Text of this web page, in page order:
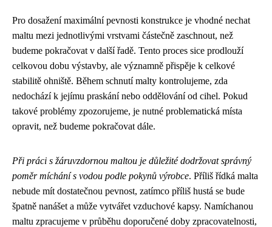
Pro dosažení maximální pevnosti konstrukce je vhodné nechat
maltu mezi jednotlivými vrstvami částečně zaschnout, než
budeme pokračovat v další řadě. Tento proces sice prodlouží
celkovou dobu výstavby, ale významně přispěje k celkové
stabilitě ohniště. Během schnutí malty kontrolujeme, zda
nedochází k jejímu praskání nebo oddělování od cihel. Pokud
takové problémy zpozorujeme, je nutné problematická místa
opravit, než budeme pokračovat dále.
Při práci s žáruvzdornou maltou je důležité dodržovat správný
poměr míchání s vodou podle pokynů výrobce. Příliš řídká malta
nebude mít dostatečnou pevnost, zatímco příliš hustá se bude
špatně nanášet a může vytvářet vzduchové kapsy. Namíchanou
maltu zpracujeme v průběhu doporučené doby zpracovatelnosti,